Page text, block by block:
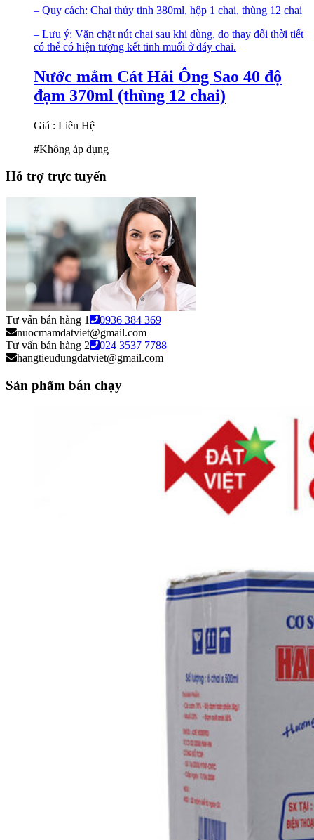
– Quy cách: Chai thủy tinh 380ml, hộp 1 chai, thùng 12 chai
– Lưu ý: Vặn chặt nút chai sau khi dùng, do thay đổi thời tiết
có thể có hiện tượng kết tinh muối ở đáy chai.
Nước mắm Cát Hải Ông Sao 40 độ
đạm 370ml (thùng 12 chai)
Giá : Liên Hệ
#Không áp dụng
Hỗ trợ trực tuyến
Tư vấn bán hàng 1
0936 384 369
nuocmamdatviet@gmail.com
Tư vấn bán hàng 2
024 3537 7788
hangtieudungdatviet@gmail.com
Sản phẩm bán chạy